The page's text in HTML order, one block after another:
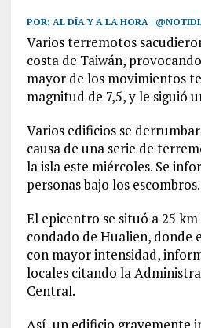
POR: AL DÍA Y A LA HORA |
Varios terremotos
costa de Taiwán,
mayor de los movimientos
magnitud de 7,5, y le siguió
Varios edificios se
causa de una serie de
la isla este miércoles. Se
personas bajo los escombros.
El epicentro se situó a 25
condado de Hualien, donde
con mayor intensidad,
locales citando la
Central.